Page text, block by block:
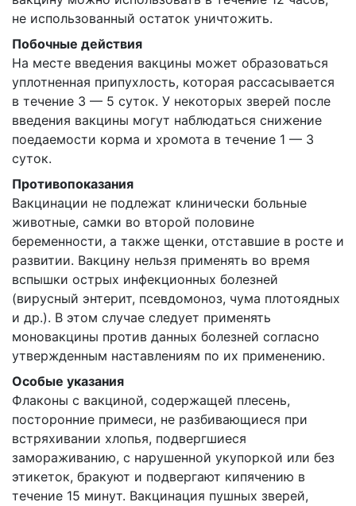
не использованный остаток уничтожить.
Побочные действия
На месте введения вакцины может образоваться
уплотненная припухлость, которая рассасывается
в течение 3 — 5 суток. У некоторых зверей после
введения вакцины могут наблюдаться снижение
поедаемости корма и хромота в течение 1 — 3
суток.
Противопоказания
Вакцинации не подлежат клинически больные
животные, самки во второй половине
беременности, а также щенки, отставшие в росте и
развитии. Вакцину нельзя применять во время
вспышки острых инфекционных болезней
(вирусный энтерит, псевдомоноз, чума плотоядных
и др.). В этом случае следует применять
моновакцины против данных болезней согласно
утвержденным наставлениям по их применению.
Особые указания
Флаконы с вакциной, содержащей плесень,
посторонние примеси, не разбивающиеся при
встряхивании хлопья, подвергшиеся
замораживанию, с нарушенной укупоркой или без
этикеток, бракуют и подвергают кипячению в
течение 15 минут. Вакцинация пушных зверей,